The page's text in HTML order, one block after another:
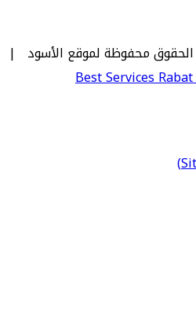
2026، جميع الحقوق محفوظة لموقع الأسود |
Best Services Rabat